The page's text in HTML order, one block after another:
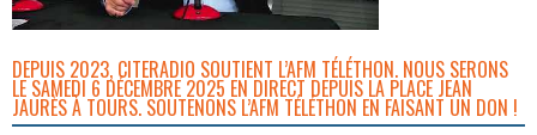
DEPUIS 2023, CITERADIO SOUTIENT L’AFM TÉLÉTHON. NOUS SERONS
LE SAMEDI 6 DÉCEMBRE 2025 EN DIRECT DEPUIS LA PLACE JEAN
JAURÈS À TOURS. SOUTENONS L’AFM TÉLÉTHON EN FAISANT UN DON !